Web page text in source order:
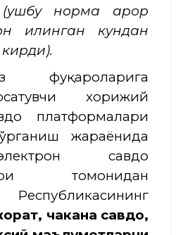
(ушбу норма қарор
қилинган кундан
фуқароларига
хорижий
платформалари
жараёнида
савдо
томонидан
чакана савдо,